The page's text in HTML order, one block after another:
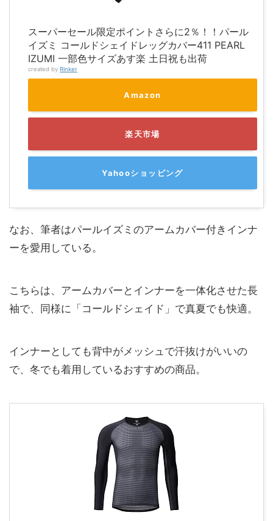
スーパーセール限定ポイントさらに2％！！パール
イズミ コールドシェイドレッグカバー411 PEARL
IZUMI 一部色サイズあす楽 土日祝も出荷
created by Rinker
Amazon
楽天市場
Yahooショッピング
なお、筆者はパールイズミのアームカバー付きインナ
ーを愛用している。
こちらは、アームカバーとインナーを一体化させた長
袖で、同様に「コールドシェイド」で真夏でも快適。
インナーとしても背中がメッシュで汗抜けがいいの
で、冬でも着用しているおすすめの商品。